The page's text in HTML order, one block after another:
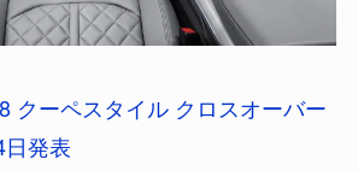
クーペスタイル クロスオーバー
発表